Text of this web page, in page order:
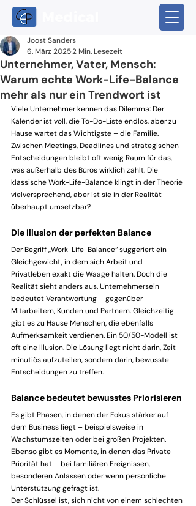
Unternehmer, Vater, Mensch:
Warum echte Work-Life-Balance
mehr als nur ein Trendwort ist
Joost Sanders
6. März 20252 Min. Lesezeit
Viele Unternehmer kennen das Dilemma: Der
Kalender ist voll, die To-Do-Liste endlos, aber zu
Hause wartet das Wichtigste – die Familie.
Zwischen Meetings, Deadlines und strategischen
Entscheidungen bleibt oft wenig Raum für das,
was außerhalb des Büros wirklich zählt. Die
klassische Work-Life-Balance klingt in der Theorie
vielversprechend, aber ist sie in der Realität
überhaupt umsetzbar?
Die Illusion der perfekten Balance
Der Begriff „Work-Life-Balance“ suggeriert ein
Gleichgewicht, in dem sich Arbeit und
Privatleben exakt die Waage halten. Doch die
Realität sieht anders aus. Unternehmersein
bedeutet Verantwortung – gegenüber
Mitarbeitern, Kunden und Partnern. Gleichzeitig
gibt es zu Hause Menschen, die ebenfalls
Aufmerksamkeit verdienen. Ein 50/50-Modell ist
oft eine Illusion. Die Lösung liegt nicht darin, Zeit
minutiös aufzuteilen, sondern darin, bewusste
Entscheidungen zu treffen.
Balance bedeutet bewusstes Priorisieren
Es gibt Phasen, in denen der Fokus stärker auf
dem Business liegt – beispielsweise in
Wachstumszeiten oder bei großen Projekten.
Ebenso gibt es Momente, in denen das Private
Priorität hat – bei familiären Ereignissen,
besonderen Anlässen oder wenn persönliche
Unterstützung gefragt ist.
Der Schlüssel ist, sich nicht von einem schlechten